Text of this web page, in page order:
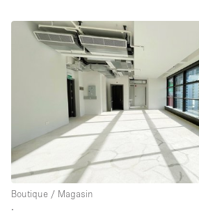
Boutique / Magasin
∙